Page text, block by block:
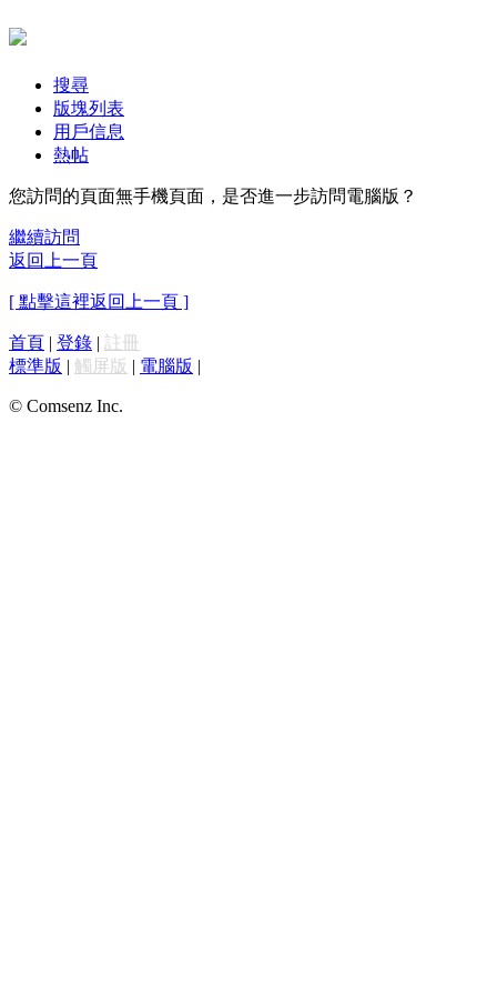
搜尋
版塊列表
用戶信息
熱帖
您訪問的頁面無手機頁面，是否進一步訪問電腦版？
繼續訪問
返回上一頁
[ 點擊這裡返回上一頁 ]
首頁 | 登錄 | 註冊
標準版 | 觸屏版 | 電腦版 |
© Comsenz Inc.